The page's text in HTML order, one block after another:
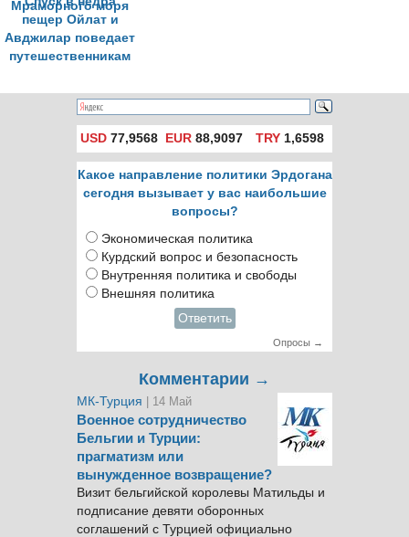
пещер Ойлат и
Авджилар поведает
путешественникам
Мраморного моря
USD 77,9568 EUR 88,9097 TRY1,6598
Какое направление политики Эрдогана
сегодня вызывает у вас наибольшие
вопросы?
Экономическая политика
Курдский вопрос и безопасность
Внутренняя политика и свободы
Внешняя политика
Ответить
Опросы →
Комментарии →
МК-Турция | 14 Май
Военное сотрудничество
Бельгии и Турции:
прагматизм или
вынужденное возвращение?
Визит бельгийской королевы Матильды и
подписание девяти оборонных
соглашений с Турцией официально